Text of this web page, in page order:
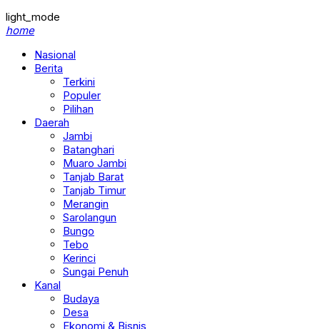
light_mode
home
Nasional
Berita
Terkini
Populer
Pilihan
Daerah
Jambi
Batanghari
Muaro Jambi
Tanjab Barat
Tanjab Timur
Merangin
Sarolangun
Bungo
Tebo
Kerinci
Sungai Penuh
Kanal
Budaya
Desa
Ekonomi & Bisnis